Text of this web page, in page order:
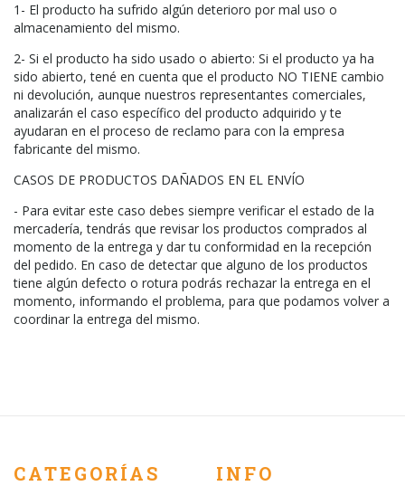
1- El producto ha sufrido algún deterioro por mal uso o
almacenamiento del mismo.
2- Si el producto ha sido usado o abierto: Si el producto ya ha
sido abierto, tené en cuenta que el producto NO TIENE cambio
ni devolución, aunque nuestros representantes comerciales,
analizarán el caso específico del producto adquirido y te
ayudaran en el proceso de reclamo para con la empresa
fabricante del mismo.
CASOS DE PRODUCTOS DAÑADOS EN EL ENVÍO
- Para evitar este caso debes siempre verificar el estado de la
mercadería, tendrás que revisar los productos comprados al
momento de la entrega y dar tu conformidad en la recepción
del pedido. En caso de detectar que alguno de los productos
tiene algún defecto o rotura podrás rechazar la entrega en el
momento, informando el problema, para que podamos volver a
coordinar la entrega del mismo.
CATEGORÍAS INFO